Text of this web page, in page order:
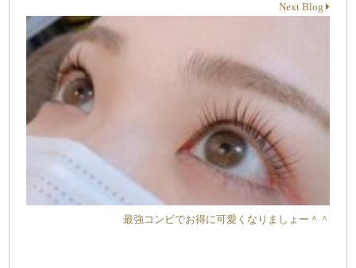
Next Blog
最強コンビでお得に可愛くなりましょー＾＾